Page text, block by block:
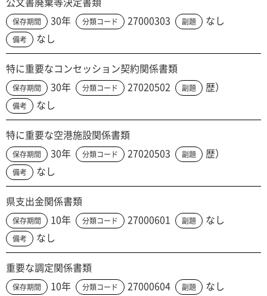
保存期間 30年 分類コード 27000303 副題 なし
備考 なし
特に重要なコンセッション契約関係書類
保存期間 30年 分類コード 27020502 副題 歴）
備考 なし
特に重要な空港施設関係書類
保存期間 30年 分類コード 27020503 副題 歴）
備考 なし
県支出金関係書類
保存期間 10年 分類コード 27000601 副題 なし
備考 なし
重要な調定関係書類
保存期間 10年 分類コード 27000604 副題 なし